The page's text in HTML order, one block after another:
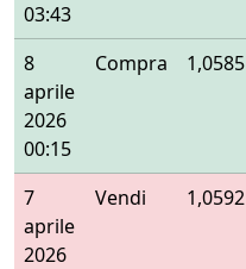
03:43
8
aprile
2026
00:15
Compra 1,0585
7
aprile
2026
Vendi 1,0592